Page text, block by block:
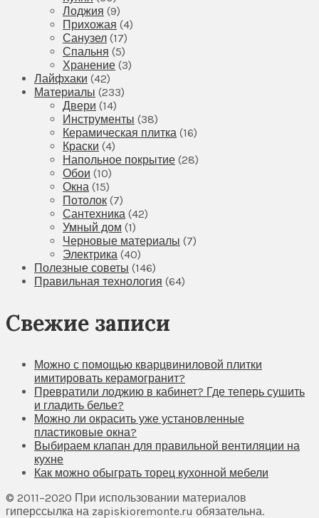
Лоджия (9)
Прихожая (4)
Санузел (17)
Спальня (5)
Хранение (3)
Лайфхаки (42)
Материалы (233)
Двери (14)
Инструменты (38)
Керамическая плитка (16)
Краски (4)
Напольное покрытие (28)
Обои (10)
Окна (15)
Потолок (7)
Сантехника (42)
Умный дом (1)
Черновые материалы (7)
Электрика (40)
Полезные советы (146)
Правильная технология (64)
Свежие записи
Можно с помощью кварцвиниловой плитки
имитировать керамогранит?
Превратили лоджию в кабинет? Где теперь сушить
и гладить белье?
Можно ли окрасить уже установленные
пластиковые окна?
Выбираем клапан для правильной вентиляции на
кухне
Как можно обыграть торец кухонной мебели
© 2011–2020 При использовании материалов
гиперссылка на zapiskioremonte.ru обязательна.